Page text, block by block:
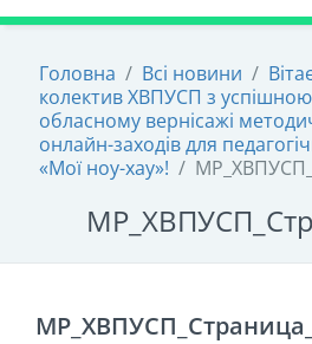
Головна / Всі новини /
колектив ХВПУСП з
обласному вернісажі
онлайн-заходів для
«Мої ноу-хау»! /